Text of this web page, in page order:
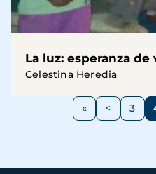
La luz: esperanza de
Celestina Heredia
Paginación
Página
< 3